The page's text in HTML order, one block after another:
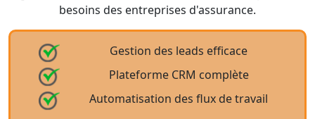
besoins des entreprises d'assurance.
Gestion des leads efficace
Plateforme CRM complète
Automatisation des flux de travail